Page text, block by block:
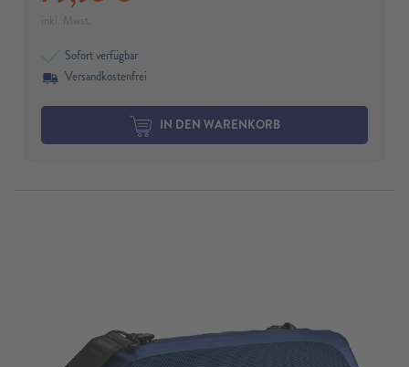
inkl. Mwst.
Sofort verfügbar
Versandkostenfrei
IN DEN WARENKORB